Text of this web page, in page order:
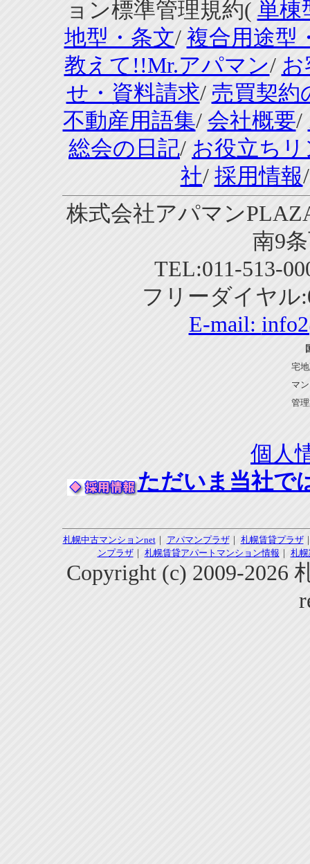
ョン標準管理規約( 単棟
地型・条文/ 複合用途型
教えて!!Mr.アパマン/ お
せ・資料請求/ 売買契約
不動産用語集/ 会社概要/
総会の日記/ お役立ち
社/ 採用情報
株式会社アパマン
南9
TEL:011-513-
フリーダイヤル
E-mail:
宅
マ
管
個人
ただいま当社で
札幌中古マンションnet｜ アパマンプラザ｜ 札幌賃貸プラザ
ンプラザ｜ 札幌賃貸アパートマンション情報 ｜ 札
Copyright (c) 2009-2026